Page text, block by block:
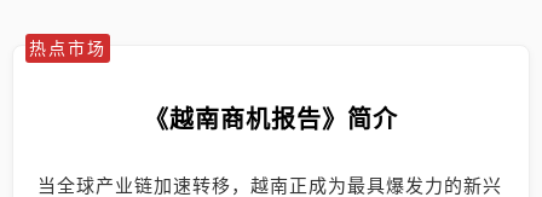
热点市场
《越南商机报告》简介
当全球产业链加速转移，越南正成为最具爆发力的新兴